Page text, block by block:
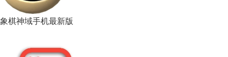
象棋神域手机最新版